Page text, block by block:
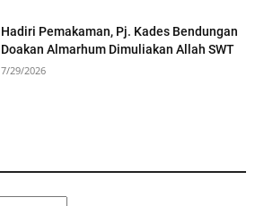
Hadiri Pemakaman, Pj. Kades Bendungan
Doakan Almarhum Dimuliakan Allah SWT
7/29/2026